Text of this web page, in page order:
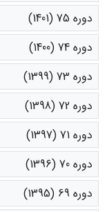
دوره 75 (1401)
دوره 74 (1400)
دوره 73 (1399)
دوره 72 (1398)
دوره 71 (1397)
دوره 70 (1396)
دوره 69 (1395)